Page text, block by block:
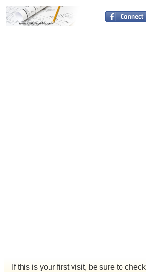
If this is your first visit, be sure to